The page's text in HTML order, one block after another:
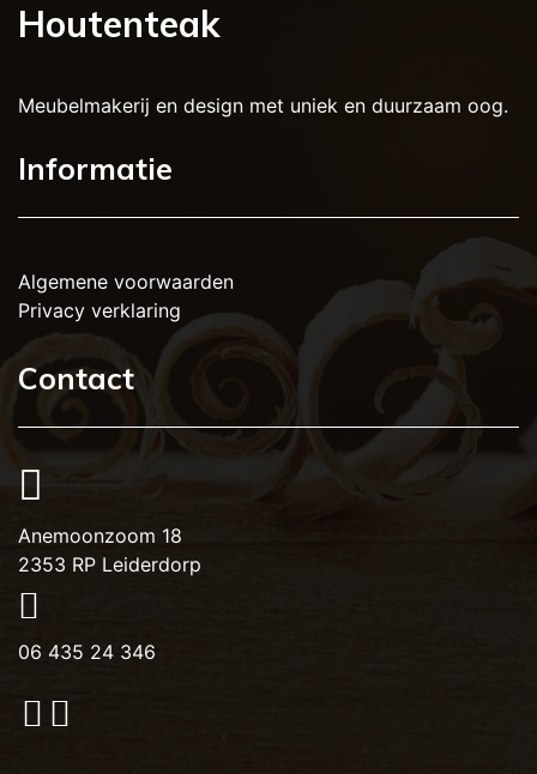
Houtenteak
Meubelmakerij en design met uniek en duurzaam oog.
Informatie
Algemene voorwaarden
Privacy verklaring
Contact
Anemoonzoom 18
2353 RP Leiderdorp
06 435 24 346